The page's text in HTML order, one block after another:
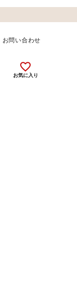
お問い合わせ
favorite_outline
お気に入り